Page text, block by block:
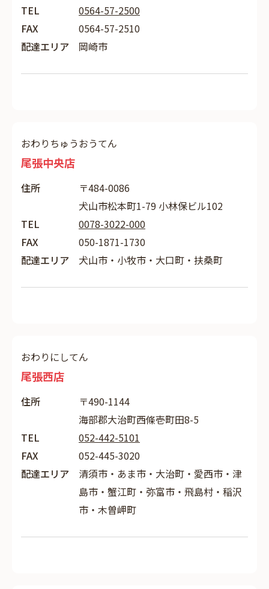
TEL
0564-57-2500
FAX
0564-57-2510
配達エリア
岡崎市
おわりちゅうおうてん
尾張中央店
住所
〒484-0086
犬山市松本町1-79 小林保ビル102
TEL
0078-3022-000
FAX
050-1871-1730
配達エリア
犬山市・小牧市・大口町・扶桑町
おわりにしてん
尾張西店
住所
〒490-1144
海部郡大治町西條壱町田8-5
TEL
052-442-5101
FAX
052-445-3020
配達エリア
清須市・あま市・大治町・愛西市・津
島市・蟹江町・弥富市・飛島村・稲沢
市・木曽岬町